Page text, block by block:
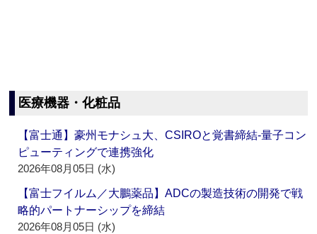
医療機器・化粧品
【富士通】豪州モナシュ大、CSIROと覚書締結‐量子コン
ピューティングで連携強化
2026年08月05日 (水)
【富士フイルム／大鵬薬品】ADCの製造技術の開発で戦
略的パートナーシップを締結
2026年08月05日 (水)